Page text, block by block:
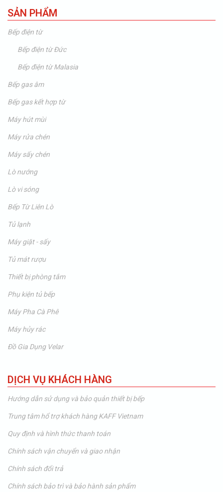
SẢN PHẨM
Bếp điện từ
Bếp điện từ Đức
Bếp điện từ Malasia
Bếp gas âm
Bếp gas kết hợp từ
Máy hút mùi
Máy rửa chén
Máy sấy chén
Lò nướng
Lò vi sóng
Bếp Từ Liên Lò
Tủ lạnh
Máy giặt - sấy
Tủ mát rượu
Thiết bị phòng tắm
Phụ kiện tủ bếp
Máy Pha Cà Phê
Máy hủy rác
Đồ Gia Dụng Velar
DỊCH VỤ KHÁCH HÀNG
Hướng dẫn sử dụng và bảo quản thiết bị bếp
Trung tâm hổ trợ khách hàng KAFF Vietnam
Quy định và hình thức thanh toán
Chính sách vận chuyển và giao nhận
Chính sách đổi trả
Chính sách bảo trì và bảo hành sản phẩm